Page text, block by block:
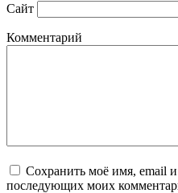
Сайт
Комментарий
Сохранить моё имя, email и
последующих моих